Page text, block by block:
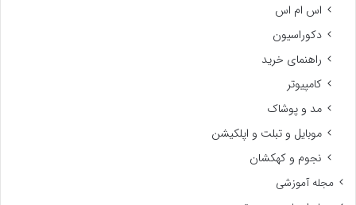
اس ام اس
دکوراسیون
راهنمای خرید
کامپیوتر
مد و پوشاک
موبایل و تبلت و اپلکیشن
نجوم و کهکشان
مجله آموزشی